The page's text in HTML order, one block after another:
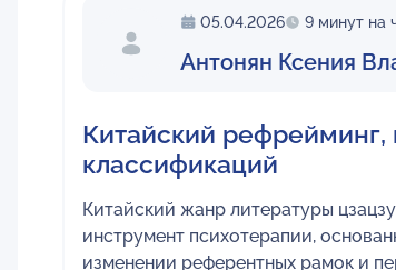
05.04.2026 9 минут на
Антонян Ксения
Китайский рефрейминг,
классификаций
Китайский жанр литературы
инструмент психотерапии,
изменении референтных рамок и